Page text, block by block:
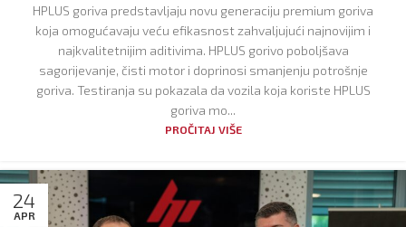
HPLUS goriva predstavljaju novu generaciju premium goriva
koja omogućavaju veću efikasnost zahvaljujući najnovijim i
najkvalitetnijim aditivima. HPLUS gorivo poboljšava
sagorijevanje, čisti motor i doprinosi smanjenju potrošnje
goriva. Testiranja su pokazala da vozila koja koriste HPLUS
goriva mo...
PROČITAJ VIŠE
24
APR